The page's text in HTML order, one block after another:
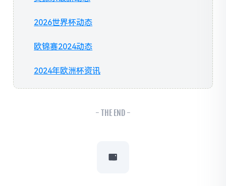
2026世界杯动态
欧锦赛2024动态
2024年欧洲杯资讯
- THE END -